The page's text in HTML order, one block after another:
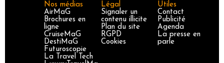
Nos médias
AirMaG
Brochures en
ligne
CruiseMaG
DestiMaG
Futuroscopie
La Travel Tech
Légal
Signaler un
contenu illicite
Plan du site
RGPD
Cookies
Utiles
Contact
Publicité
Agenda
La presse en
parle